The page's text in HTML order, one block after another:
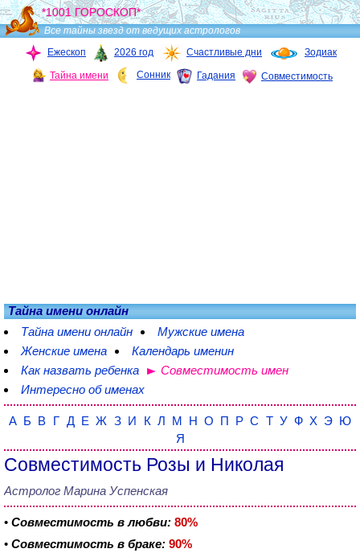
*1001 ГОРОСКОП*
Все тайны звезд от ведущих астрологов
Ежескоп
2026 год Счастливые дни Зодиак
Тайна имени Сонник Гадания Совместимость
Тайна имени онлайн
Тайна имени онлайн
Мужские имена
Женские имена
Календарь именин
Как назвать ребенка
Совместимость имен
Интересно об именах
А Б В Г Д Е Ж З И К Л М Н О П Р С Т У Ф Х Э Ю
Я
Совместимость Розы и Николая
Астролог Марина Успенская
• Совместимость в любви: 80%
• Совместимость в браке: 90%